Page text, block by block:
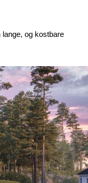
og kostbare